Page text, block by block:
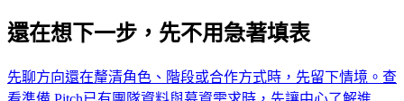
還在想下一步，先不用急著填表
先聊方向還在釐清角色、階段或合作方式時，先留下情境。 查